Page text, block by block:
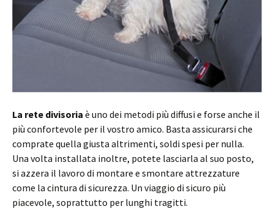
La rete divisoria è uno dei metodi più diffusi e forse anche il
più confortevole per il vostro amico. Basta assicurarsi che
comprate quella giusta altrimenti, soldi spesi per nulla.
Una volta installata inoltre, potete lasciarla al suo posto,
si azzera il lavoro di montare e smontare attrezzature
come la cintura di sicurezza. Un viaggio di sicuro più
piacevole, soprattutto per lunghi tragitti.